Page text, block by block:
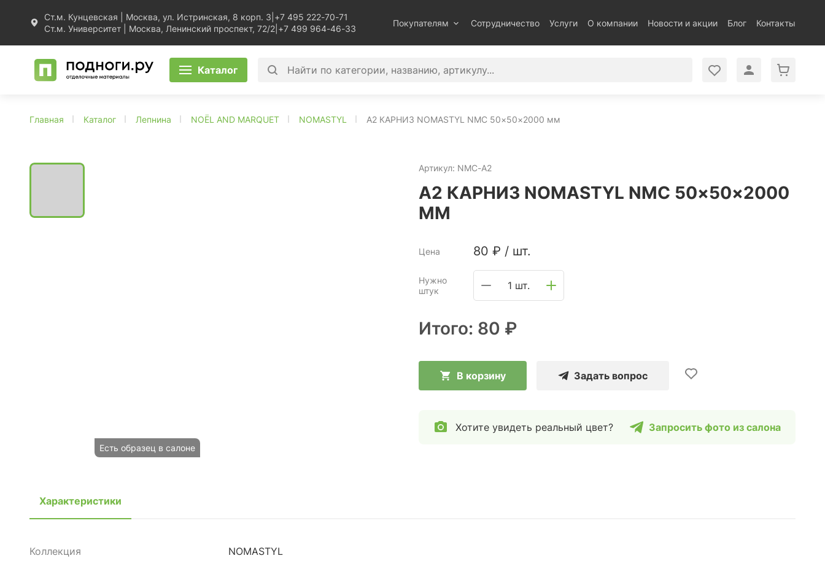
Ст.м. Кунцевская | Москва, ул. Истринская, 8 корп. 3 +7 495 222-70-71
Ст.м. Университет | Москва, Ленинский проспект, 72/2 +7 499 964-46-33
Покупателям Сотрудничество Услуги О компании Новости и акции Блог Контакты
Каталог
Главная Каталог Лепнина NOЁL AND MARQUET NOMASTYL A2 КАРНИЗ NOMASTYL NMC 50×50×2000 мм
Есть образец в салоне
Артикул: NMC-A2
A2 КАРНИЗ NOMASTYL NMC 50×50×2000
ММ
Цена 80 ₽ / шт.
Нужно
штук
1 шт.
Итого: 80 ₽
В корзину Задать вопрос
Хотите увидеть реальный цвет? Запросить фото из салона
Характеристики
Коллекция
NOMASTYL